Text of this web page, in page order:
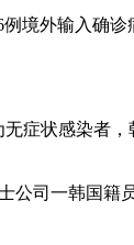
境外输入确诊
症状感染者
公司一韩国